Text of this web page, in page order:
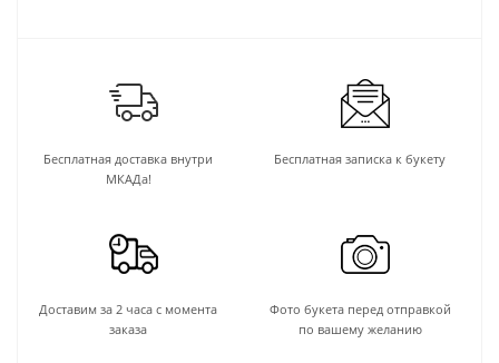
Бесплатная доставка внутри
МКАДа!
Бесплатная записка к букету
Доставим за 2 часа с момента
заказа
Фото букета перед отправкой
по вашему желанию